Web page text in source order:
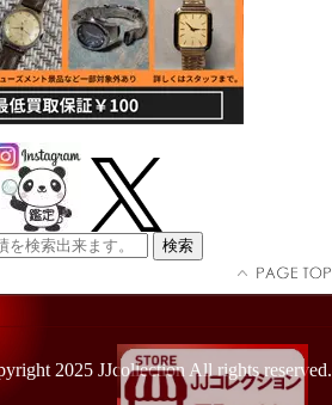
2025 JJcollection All rights reserved.